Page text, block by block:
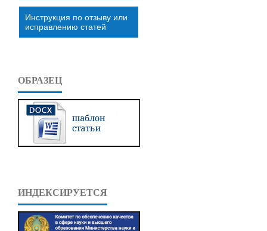
Инструкция по отзыву или
исправлению статей
ОБРАЗЕЦ
ИНДЕКСИРУЕТСЯ